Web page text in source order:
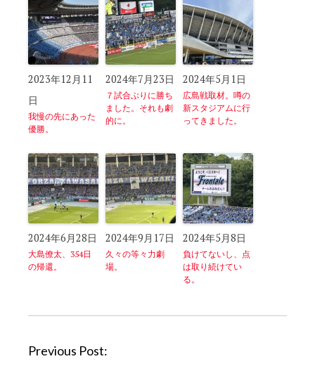
2023年12月11
日
我慢の先にあった
優勝。
2024年7月23日
７試合ぶりに勝ち
ました。それも劇
的に。
2024年5月1日
広島戦取材。噂の
新スタジアムに行
ってきました。
2024年6月28日
大島僚太、354日
の帰還。
2024年9月17日
久々の等々力劇
場。
2024年5月8日
負けてないし、点
は取り続けてい
る。
P
Previous Post: